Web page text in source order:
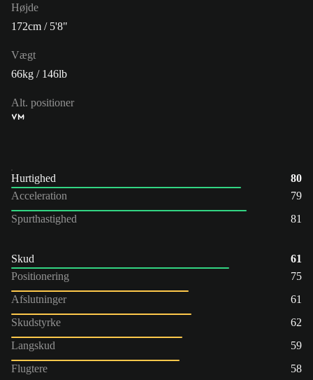
Højde
172cm / 5'8"
Vægt
66kg / 146lb
Alt. positioner
VM
Hurtighed
80
Acceleration
79
Spurthastighed
81
Skud
61
Positionering
75
Afslutninger
61
Skudstyrke
62
Langskud
59
Flugtere
58